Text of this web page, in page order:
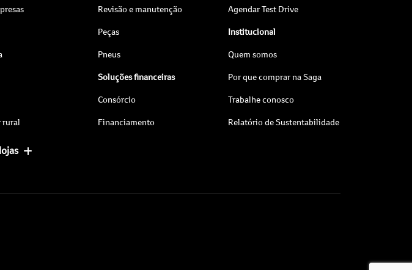
rural
Revisão e manutenção
Peças
Pneus
Soluções financeiras
Consórcio
Financiamento
Agendar Test Drive
Institucional
Quem somos
Por que comprar na Saga
Trabalhe conosco
Relatório de Sustentabilidade